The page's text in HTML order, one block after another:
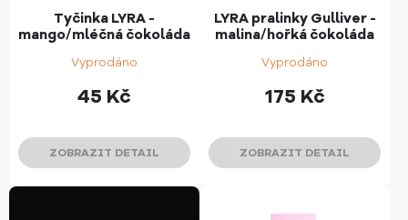
Tyčinka LYRA -
mango/mléčná čokoláda
Vyprodáno
45 Kč
ZOBRAZIT DETAIL
LYRA pralinky Gulliver -
malina/hořká čokoláda
Vyprodáno
175 Kč
ZOBRAZIT DETAIL